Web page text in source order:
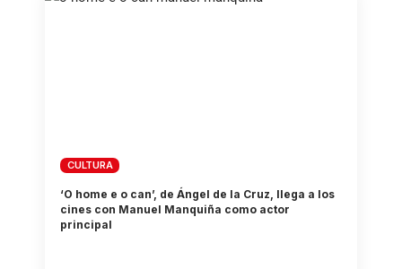
CULTURA
‘O home e o can’, de Ángel de la Cruz, llega a los
cines con Manuel Manquiña como actor
principal